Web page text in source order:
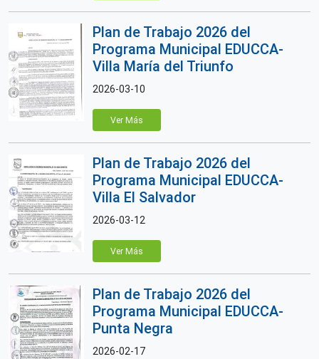
Plan de Trabajo 2026 del
Programa Municipal EDUCCA-
Villa María del Triunfo
2026-03-10
Ver Más
Plan de Trabajo 2026 del
Programa Municipal EDUCCA-
Villa El Salvador
2026-03-12
Ver Más
Plan de Trabajo 2026 del
Programa Municipal EDUCCA-
Punta Negra
2026-02-17